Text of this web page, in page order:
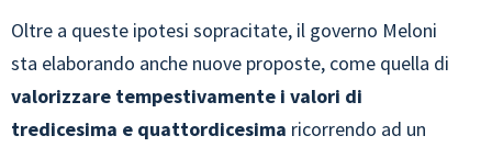
Oltre a queste ipotesi sopracitate, il governo Meloni
sta elaborando anche nuove proposte, come quella di
valorizzare tempestivamente i valori di
tredicesima e quattordicesima ricorrendo ad un